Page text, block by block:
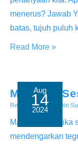
menerus? Jawab
batas, tujuh puluh
Mengampuni
Read More »
Aug
14
2024
Menegur
Renungan/ By Admin
Mat 18:15-20 Jika
mendengarkan